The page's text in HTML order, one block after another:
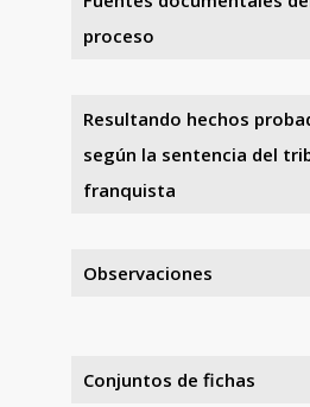
proceso
Resultando hechos
según la sentencia del
franquista
Observaciones
Conjuntos de fichas